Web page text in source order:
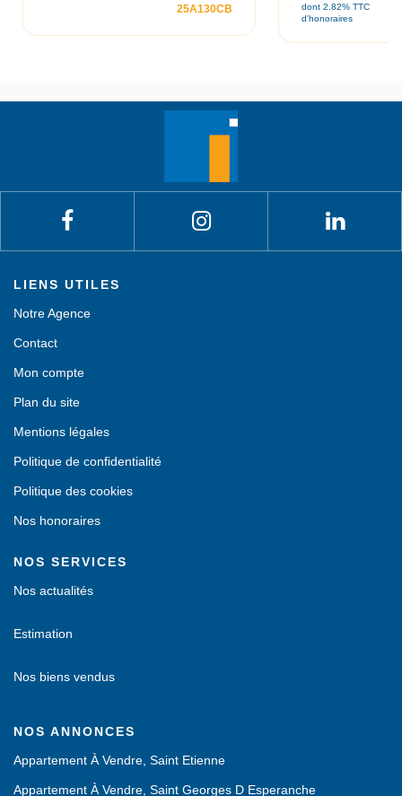
25A130CB
dont 2.82% TTC
d'honoraires
LIENS UTILES
Notre Agence
Contact
Mon compte
Plan du site
Mentions légales
Politique de confidentialité
Politique des cookies
Nos honoraires
NOS SERVICES
Nos actualités
Estimation
Nos biens vendus
NOS ANNONCES
Appartement À Vendre, Saint Etienne
Appartement À Vendre, Saint Georges D Esperanche